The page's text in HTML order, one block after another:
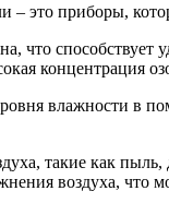
– это приборы,
способствует
концентрация
влажности в
такие как
воздуха, что